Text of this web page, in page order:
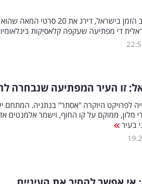
הבמאי האמריקאי שמתגורר רוב הזמן בישראל, דירג
די מפתיעה שעקפה קלאסיקות
זו העיר המפתיעה שנבחרה
לפרויקט היוקרה "אסתר" בנתניה. המתחם
בהם 58 יח"ד ו-150 חדרי מלון, ממוקם על קו החוף, וישמר
בעיר